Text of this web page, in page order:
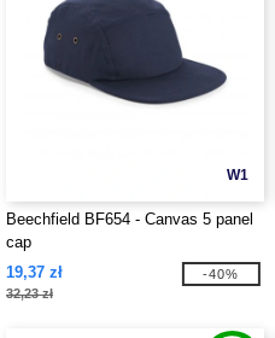
W1
Beechfield BF654 - Canvas 5 panel
cap
19,37 zł
32,23 zł
-40%